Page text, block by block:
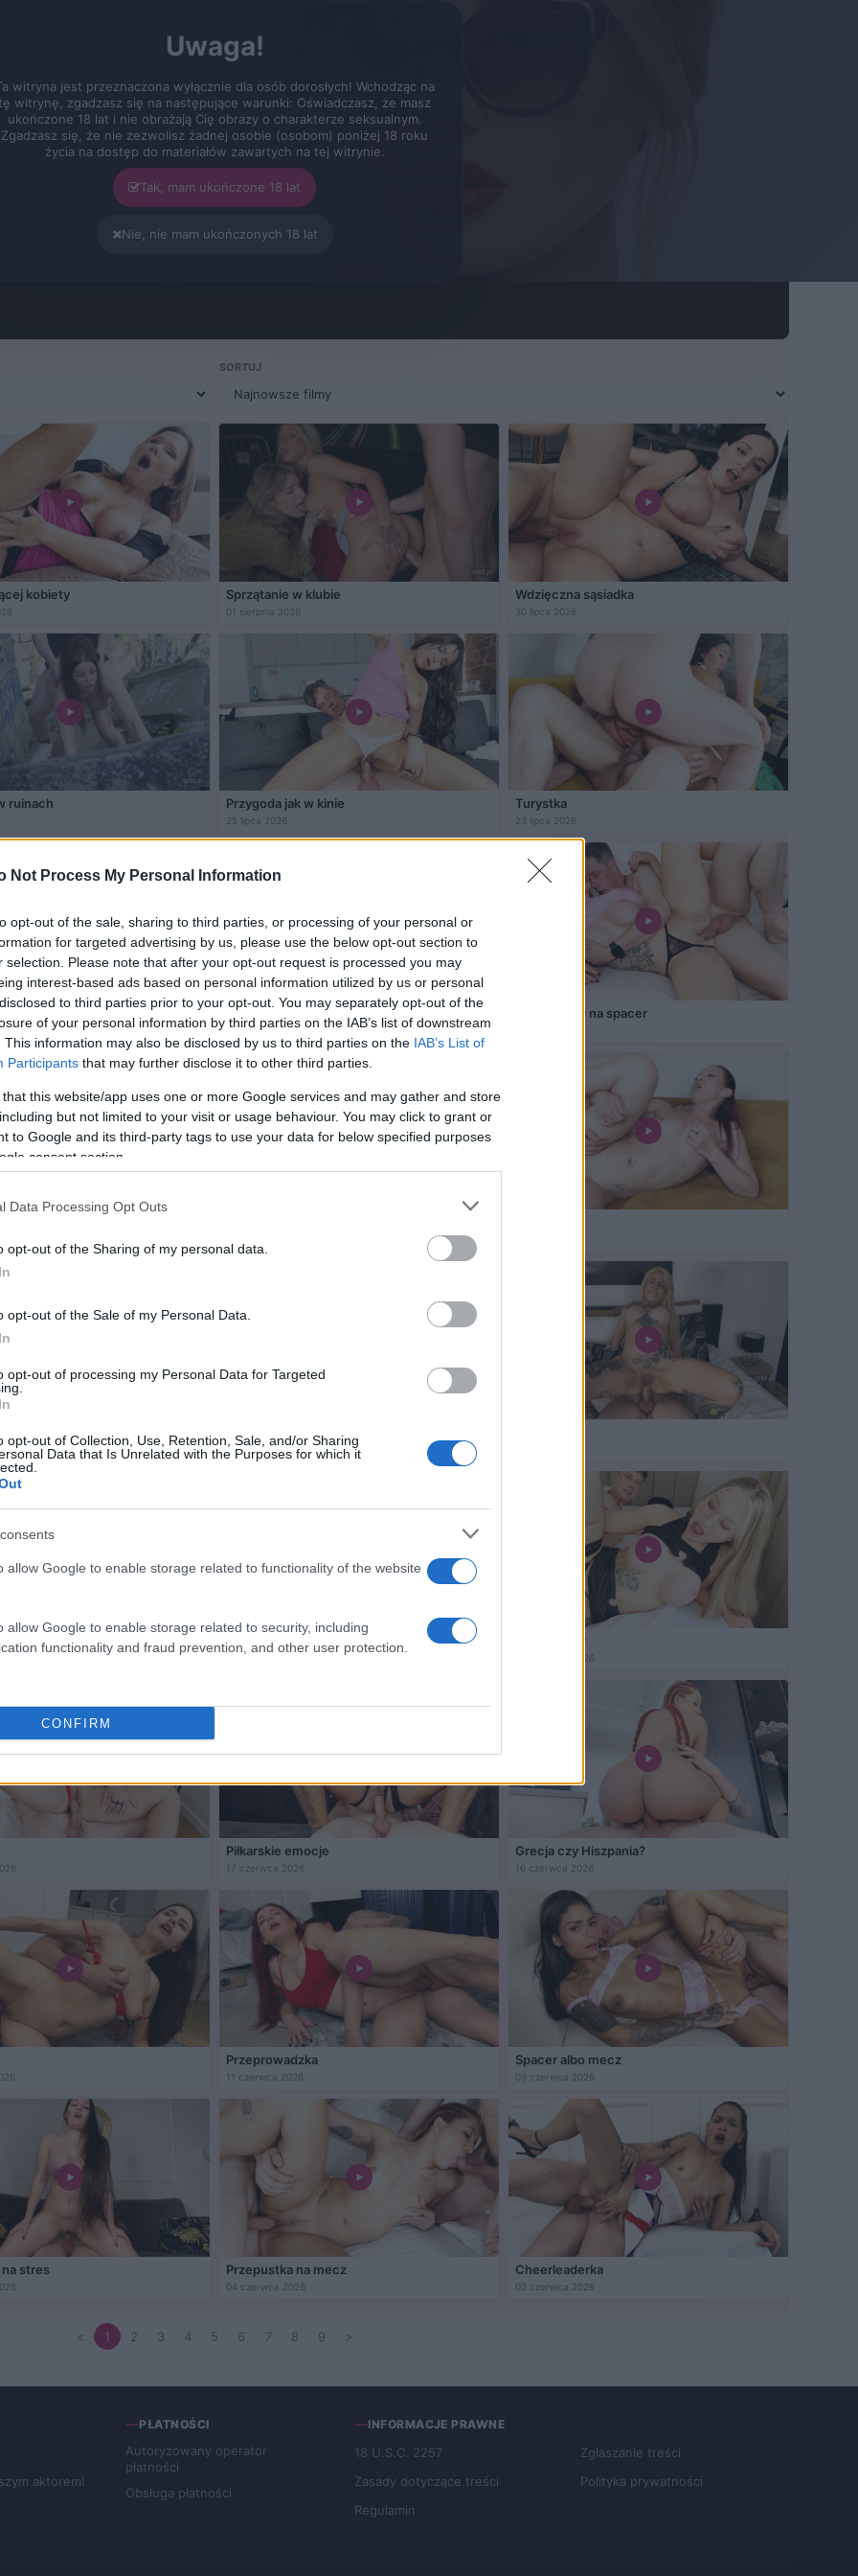
Not Process My Personal Information
opt-out of the sale, sharing to third parties, or processing of your personal or
for targeted advertising by us, please use the below opt-out section to
selection. Please note that after your opt-out request is processed you may
interest-based ads based on personal information utilized by us or personal
to third parties prior to your opt-out. You may separately opt-out of the
of your personal information by third parties on the IAB’s list of downstream
This information may also be disclosed by us to third parties on the IAB’s List of
Participants that may further disclose it to other third parties.
that this website/app uses one or more Google services and may gather and store
but not limited to your visit or usage behaviour. You may click to grant or
to Google and its third-party tags to use your data for below specified purposes
consent section.
Data Processing Opt Outs
opt-out of the Sharing of my personal data.
opt-out of the Sale of my Personal Data.
opt-out of processing my Personal Data for Targeted
opt-out of Collection, Use, Retention, Sale, and/or Sharing
Data that Is Unrelated with the Purposes for which it
allow Google to enable storage related to functionality of the website
allow Google to enable storage related to security, including
functionality and fraud prevention, and other user protection.
CONFIRM
Uwaga!
witryna jest przeznaczona wyłącznie dla osób dorosłych! Wchodząc na
witrynę, zgadzasz się na następujące warunki: Oświadczasz, że masz
ukończone 18 lat i nie obrażają Cię obrazy o charakterze seksualnym.
Zgadzasz się, że nie zezwolisz żadnej osobie (osobom) poniżej 18 roku
życia na dostęp do materiałów zawartych na tej witrynie.
Tak, mam ukończone 18 lat
Nie, nie mam ukończonych 18 lat
Kategorie Tablica Konto VIP
SORTUJ
kobiety Sprzątanie w klubie
01 sierpnia 2026
Wdzięczna sąsiadka
30 lipca 2026
ruinach Przygoda jak w kinie
25 lipca 2026
Turystka
23 lipca 2026
temperament Zastrzyk ze znieczuleniem
18 lipca 2026
Namówiony na spacer
04 lipca 2026
robocie Walizka
25 czerwca 2026
Prawo jazdy
23 czerwca 2026
Piłkarskie emocje
17 czerwca 2026
Grecja czy Hiszpania?
16 czerwca 2026
Przeprowadzka
11 czerwca 2026
Spacer albo mecz
09 czerwca 2026
stres Przepustka na mecz
04 czerwca 2026
Cheerleaderka
02 czerwca 2026
< 1 2 3 4 5 6 7 8 9 >
aktorem!
PŁATNOŚCI
Autoryzowany operator
płatności
Obsługa płatności
INFORMACJE PRAWNE
18 U.S.C. 2257
Zgłaszanie treści
Zasady dotyczące treści
Polityka prywatności
Regulamin